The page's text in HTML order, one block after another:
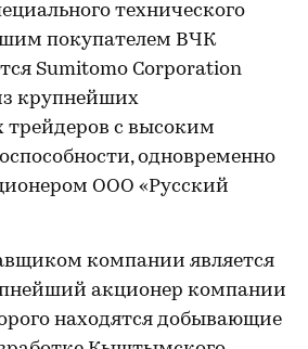
технического
покупателем ВЧК
Sumitomo Corporation
крупнейших
с высоким
одновременно
ООО «Русский
компании является
акционер компании
находятся добывающие